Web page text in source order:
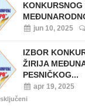
jun 10, 2025
IZBOR
ŽIRIJA
PESNIČKOG...
apr 19, 2025